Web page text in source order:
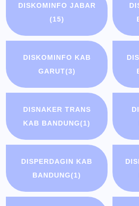
DISKOMINFO JABAR
(15)
DISKOMINFO KAB
GARUT(3)
DISNAKER TRANS
KAB BANDUNG(1)
DISPERDAGIN KAB
BANDUNG(1)